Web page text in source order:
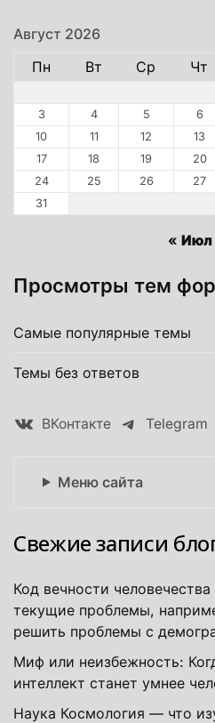
Август 2026
Пн
Вт Ср Чт
3
4 5 6
10
11 12 13
17
18 19 20
24
25 26 27
31
« Июл
Просмотры тем
Самые популярные темы
Темы без ответов
ВКонтакте Telegram
Меню сайта
Свежие записи
Код вечности
текущие проблемы,
решить проблемы с
Миф или неизбежность:
интеллект станет умнее
Наука Космология — что